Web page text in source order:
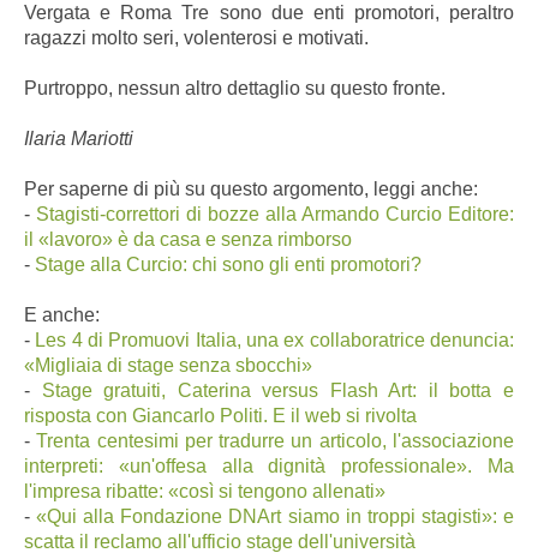
Vergata e Roma Tre sono due enti promotori, peraltro
ragazzi molto seri, volenterosi e motivati.
Purtroppo, nessun altro dettaglio su questo fronte.
Ilaria Mariotti
Per saperne di più su questo argomento, leggi anche:
- Stagisti-correttori di bozze alla Armando Curcio Editore:
il «lavoro» è da casa e senza rimborso
- Stage alla Curcio: chi sono gli enti promotori?
E anche:
- Les 4 di Promuovi Italia, una ex collaboratrice denuncia:
«Migliaia di stage senza sbocchi»
- Stage gratuiti, Caterina versus Flash Art: il botta e
risposta con Giancarlo Politi. E il web si rivolta
-Trenta centesimi per tradurre un articolo, l'associazione
interpreti: «un'offesa alla dignità professionale». Ma
l'impresa ribatte: «così si tengono allenati»
-«Qui alla Fondazione DNArt siamo in troppi stagisti»: e
scatta il reclamo all'ufficio stage dell'università